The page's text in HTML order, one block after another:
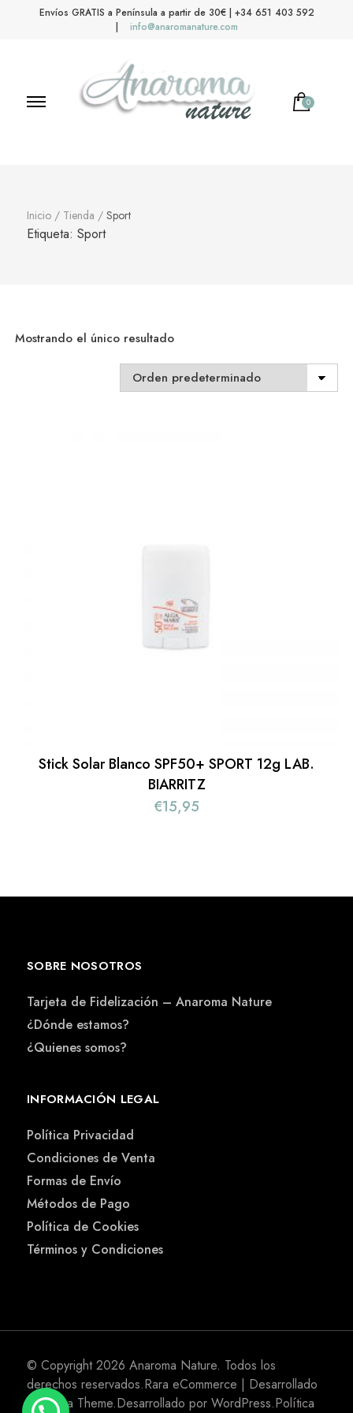
Envíos GRATIS a Península a partir de 30€ | +34 651 403 592
|
info@anaromanature.com
0
Inicio / Tienda / Sport
Etiqueta: Sport
Mostrando el único resultado
Stick Solar Blanco SPF50+ SPORT 12g LAB.
BIARRITZ
€15,95
SOBRE NOSOTROS
Tarjeta de Fidelización – Anaroma Nature
¿Dónde estamos?
¿Quienes somos?
INFORMACIÓN LEGAL
Política Privacidad
Condiciones de Venta
Formas de Envío
Métodos de Pago
Política de Cookies
Términos y Condiciones
© Copyright 2026 Anaroma Nature. Todos los
derechos reservados.Rara eCommerce | Desarrollado
porRara Theme.Desarrollado por WordPress.Política